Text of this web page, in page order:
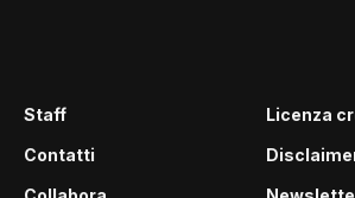
Staff
Contatti
Licenza